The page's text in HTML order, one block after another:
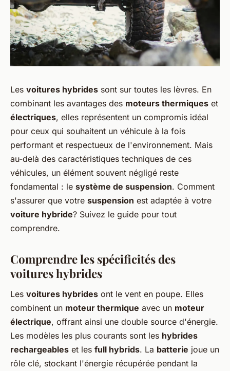
Les voitures hybrides sont sur toutes les lèvres. En
combinant les avantages des moteurs thermiques et
électriques, elles représentent un compromis idéal
pour ceux qui souhaitent un véhicule à la fois
performant et respectueux de l'environnement. Mais
au-delà des caractéristiques techniques de ces
véhicules, un élément souvent négligé reste
fondamental : le système de suspension. Comment
s'assurer que votre suspension est adaptée à votre
voiture hybride? Suivez le guide pour tout
comprendre.
Comprendre les spécificités des
voitures hybrides
Les voitures hybrides ont le vent en poupe. Elles
combinent un moteur thermique avec un moteur
électrique, offrant ainsi une double source d'énergie.
Les modèles les plus courants sont les hybrides
rechargeables et les full hybrids. La batterie joue un
rôle clé, stockant l'énergie récupérée pendant la